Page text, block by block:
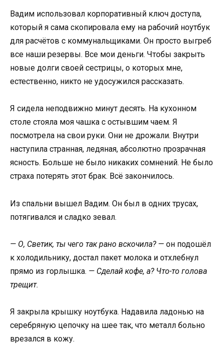
Вадим использовал корпоративный ключ доступа,
который я сама скопировала ему на рабочий ноутбук
для расчётов с коммунальщиками. Он просто выгреб
все наши резервы. Все мои деньги. Чтобы закрыть
новые долги своей сестрицы, о которых мне,
естественно, никто не удосужился рассказать.
Я сидела неподвижно минут десять. На кухонном
столе стояла моя чашка с остывшим чаем. Я
посмотрела на свои руки. Они не дрожали. Внутри
наступила странная, ледяная, абсолютно прозрачная
ясность. Больше не было никаких сомнений. Не было
страха потерять этот брак. Всё закончилось.
Из спальни вышел Вадим. Он был в одних трусах,
потягивался и сладко зевал.
— О, Светик, ты чего так рано вскочила? — он подошёл
к холодильнику, достал пакет молока и отхлебнул
прямо из горлышка. — Сделай кофе, а? Что-то голова
трещит.
Я закрыла крышку ноутбука. Надавила ладонью на
серебряную цепочку на шее так, что металл больно
врезался в кожу.